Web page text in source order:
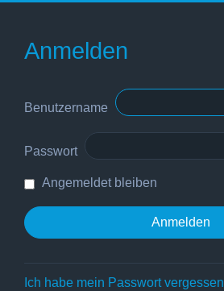
Anmelden
Benutzername
Passwort
Angemeldet bleiben
Ich habe mein Passwort vergessen